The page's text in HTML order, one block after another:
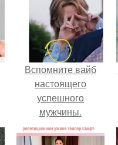
Вспомните вайб
настоящего
успешного
мужчины.